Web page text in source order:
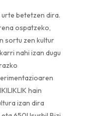
urte betetzen dira.
ospatzeko,
sortu zen kultur
nahi izan dugu
hain
izan dira